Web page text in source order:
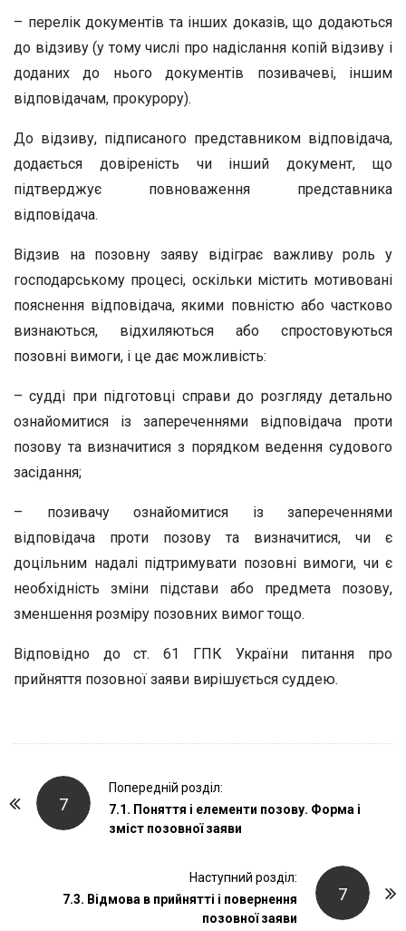
– перелік документів та інших доказів, що додаються
до відзиву (у тому числі про надіслання копій відзиву і
доданих до нього документів позивачеві, іншим
відповідачам, прокурору).
До відзиву, підписаного представником відповідача,
додається довіреність чи інший документ, що
підтверджує повноваження представника
відповідача.
Відзив на позовну заяву відіграє важливу роль у
господарському процесі, оскільки містить мотивовані
пояснення відповідача, якими повністю або частково
визнаються, відхиляються або спростовуються
позовні вимоги, і це дає можливість:
– судді при підготовці справи до розгляду детально
ознайомитися із запереченнями відповідача проти
позову та визначитися з порядком ведення судового
засідання;
– позивачу ознайомитися із запереченнями
відповідача проти позову та визначитися, чи є
доцільним надалі підтримувати позовні вимоги, чи є
необхідність зміни підстави або предмета позову,
зменшення розміру позовних вимог тощо.
Відповідно до ст. 61 ГПК України питання про
прийняття позовної заяви вирішується суддею.
7
Попередній розділ:
7.1. Поняття і елементи позову. Форма і
зміст позовної заяви
7
Наступний розділ:
7.3. Відмова в прийнятті і повернення
позовної заяви